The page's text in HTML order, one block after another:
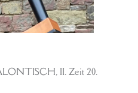
II. Zeit 20.